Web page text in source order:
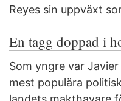
Reyes sin uppväxt
En tagg doppad i
Som yngre var
mest populära